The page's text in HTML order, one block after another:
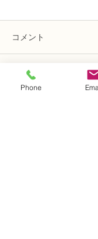
NFDフラワ
コメント
コメントを追加…
Phone